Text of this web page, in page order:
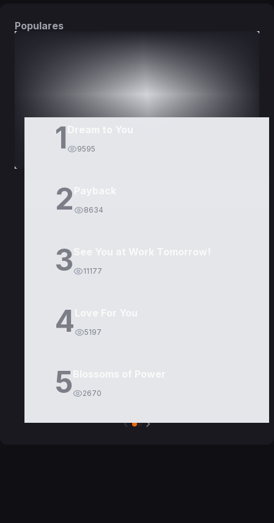
Populares
1 9595
2 8634
3 11177
4 5197
5 2670